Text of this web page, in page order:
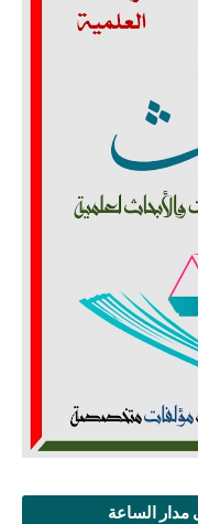
مدار الساعة